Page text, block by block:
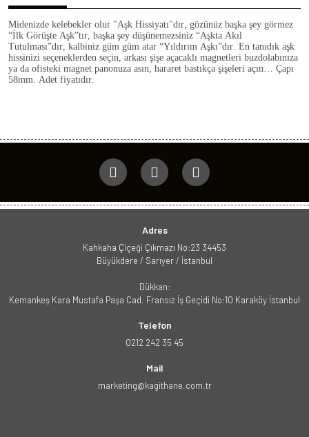
Midenizde kelebekler olur "Aşk Hissiyatı"dır, gözünüz başka şey görmez
“İlk Görüşte Aşk”tır, başka şey düşünemezsiniz “Aşkta Akıl
Tutulması”dır, kalbiniz güm güm atar “Yıldırım Aşkı”dır. En tanıdık aşk
hissinizi seçeneklerden seçin, arkası şişe açacaklı magnetleri buzdolabınıza
ya da ofisteki magnet panonuza asın, hararet bastıkça şişeleri açın… Çapı
58mm. Adet fiyatıdır.
Adres
Kahkaha Çiçeği Çıkmazı No:23 34453
Büyükdere / Sarıyer / İstanbul
Dükkan:
Kemankeş Kara Mustafa Paşa Cad. Fransız İş Geçidi No:10 Karaköy İstanbul
Telefon
0212 242 35 45
Mail
marketing@kagithane.com.tr